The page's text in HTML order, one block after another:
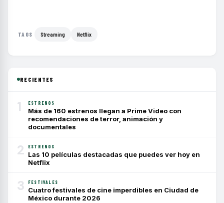
TAGS Streaming Netflix
RECIENTES
1 ESTRENOS
Más de 160 estrenos llegan a Prime Video con
recomendaciones de terror, animación y
documentales
2 ESTRENOS
Las 10 películas destacadas que puedes ver hoy en
Netflix
3 FESTIVALES
Cuatro festivales de cine imperdibles en Ciudad de
México durante 2026